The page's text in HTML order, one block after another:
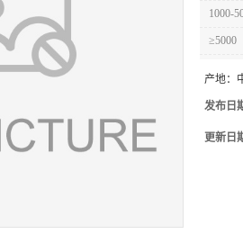
1000-
≥5000
产地：
发布日
更新日